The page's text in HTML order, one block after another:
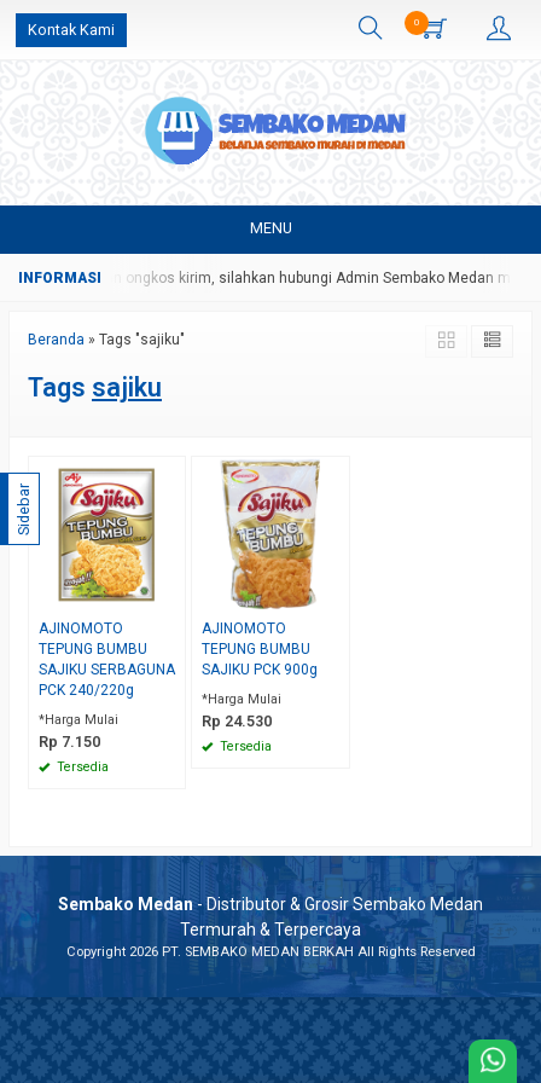
Kontak Kami 0
MENU
harga dan ongkos kirim, silahkan hubungi Admin Sembako Medan
Beranda » Tags "sajiku"
Tags sajiku
AJINOMOTO
TEPUNG BUMBU
SAJIKU SERBAGUNA
PCK 240/220g
*Harga Mulai
Rp 7.150
Tersedia
AJINOMOTO
TEPUNG BUMBU
SAJIKU PCK 900g
*Harga Mulai
Rp 24.530
Tersedia
Sidebar
Sembako Medan- Distributor & Grosir Sembako Medan
Termurah & Terpercaya
Copyright 2026 PT. SEMBAKO MEDAN BERKAH All Rights Reserved